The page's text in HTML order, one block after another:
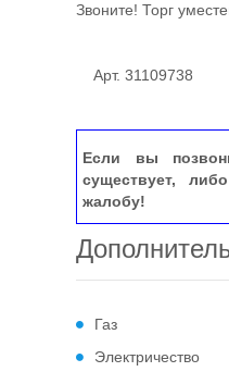
Звоните! Торг
Арт. 31109738
Если вы
существует,
жалобу!
Газ
Электричество